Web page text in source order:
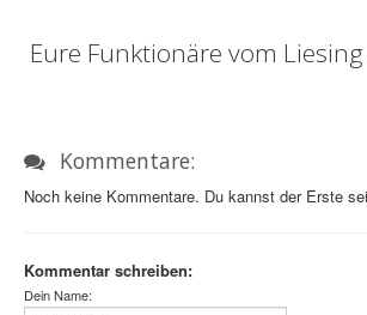
Eure Funktionäre vom Liesing
Kommentare:
Noch keine Kommentare. Du kannst der Erste
Kommentar schreiben:
Dein Name: